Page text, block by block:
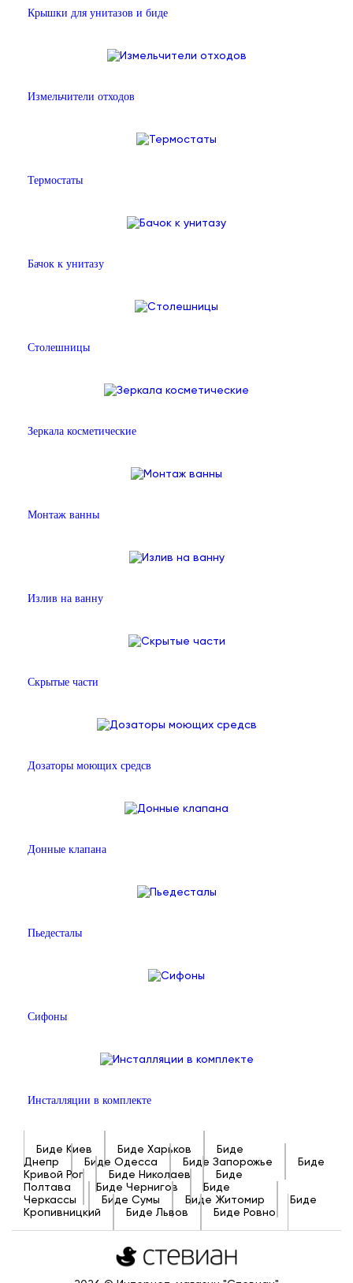
Крышки для унитазов и биде
Измельчители отходов
Термостаты
Бачок к унитазу
Столешницы
Зеркала косметические
Монтаж ванны
Излив на ванну
Скрытые части
Дозаторы моющих средсв
Донные клапана
Пьедесталы
Сифоны
Инсталляции в комплекте
Биде Киев Биде Харьков
Биде
Днепр
Биде Одесса Биде Запорожье
Биде
Кривой Рог
Биде Николаев
Биде
Полтава
Биде Чернигов
Биде
Черкассы
Биде Сумы Биде Житомир
Биде
Кропивницкий
Биде Львов Биде Ровно